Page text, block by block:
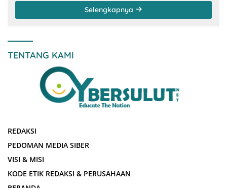
Selengkapnya
TENTANG KAMI
REDAKSI
PEDOMAN MEDIA SIBER
VISI & MISI
KODE ETIK REDAKSI & PERUSAHAAN